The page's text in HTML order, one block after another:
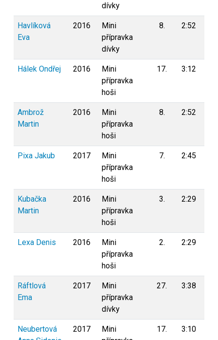
dívky
Havlíková
Eva
2016
Mini
přípravka
dívky
8. 2:52
Hálek Ondřej 2016
Mini
přípravka
hoši
17. 3:12
Ambrož
Martin
2016
Mini
přípravka
hoši
8. 2:52
Pixa Jakub 2017
Mini
přípravka
hoši
7. 2:45
Kubačka
Martin
2016
Mini
přípravka
hoši
3. 2:29
Lexa Denis 2016
Mini
přípravka
hoši
2. 2:29
Ráftlová
Ema
2017
Mini
přípravka
dívky
27. 3:38
Neubertová
2017
Mini
17. 3:10